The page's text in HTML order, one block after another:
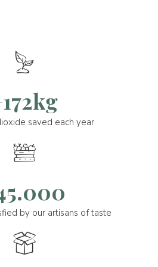
saved each year
by our artisans of taste